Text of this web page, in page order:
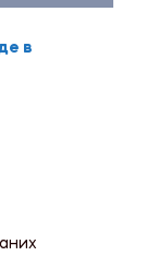
в